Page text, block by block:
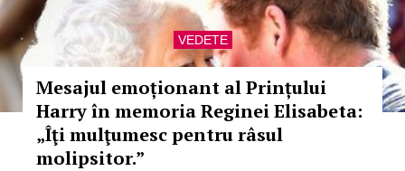
VEDETE
Mesajul emoționant al Prințului
Harry în memoria Reginei Elisabeta:
„Îţi mulţumesc pentru râsul
molipsitor.”